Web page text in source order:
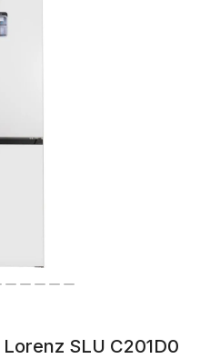
SLU C201D0